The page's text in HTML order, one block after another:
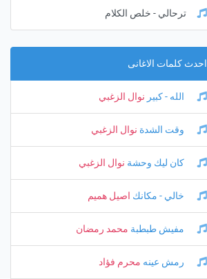
ترحالي - خلص الكلام
احدث كلمات الاغانى
الله - كبير نوال الزغبي
وقت الشدة نوال الزغبي
كان ليك وحشة نوال الزغبي
خالي - مكانك اصيل هميم
مفيش طبطبة محمد رمضان
رمش عينه محرم فؤاد